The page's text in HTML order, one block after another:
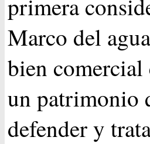
primera
Marco del
bien comercial
un patrimonio
defender y